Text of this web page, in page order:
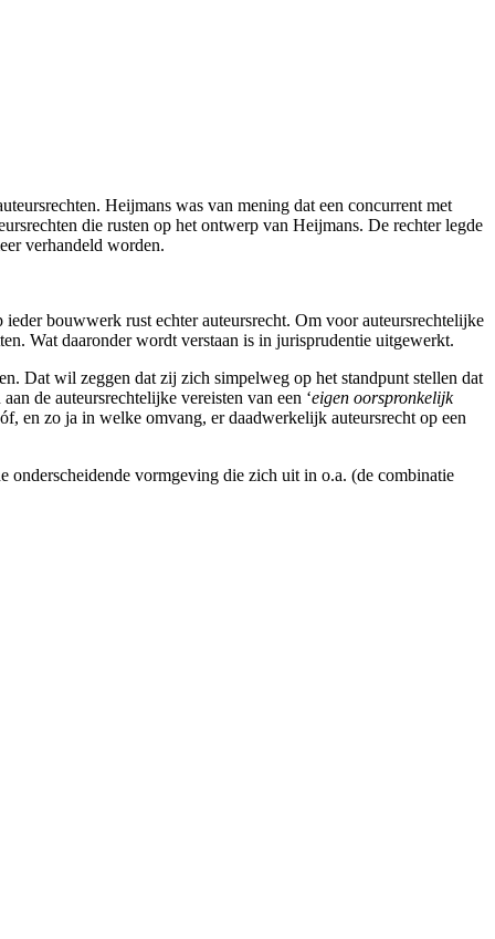
Heijmans was van mening dat een concurrent met
die rusten op het ontwerp van Heijmans. De rechter legde
verhandeld worden.
bouwwerk rust echter auteursrecht. Om voor auteursrechtelijke
Wat daaronder wordt verstaan is in jurisprudentie uitgewerkt.
Dat wil zeggen dat zij zich simpelweg op het standpunt stellen dat
de auteursrechtelijke vereisten van een ‘eigen oorspronkelijk
en zo ja in welke omvang, er daadwerkelijk auteursrecht op een
onderscheidende vormgeving die zich uit in o.a. (de combinatie